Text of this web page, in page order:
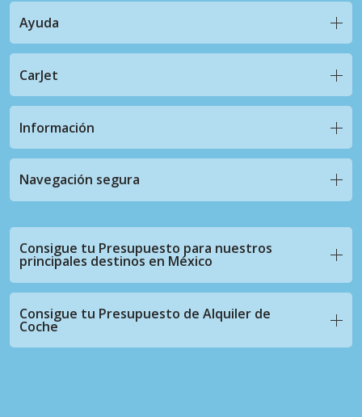
Ayuda
CarJet
Información
Navegación segura
Consigue tu Presupuesto para nuestros
principales destinos en México
Consigue tu Presupuesto de Alquiler de
Coche